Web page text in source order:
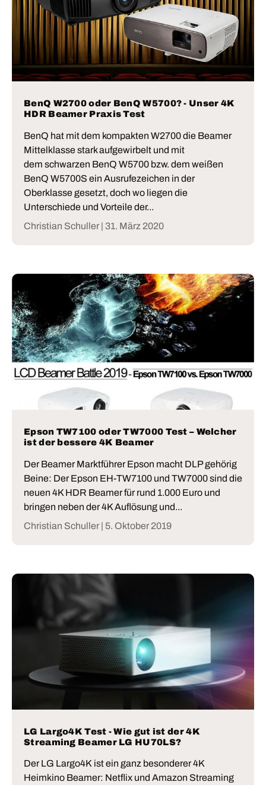
BenQ W2700 oder BenQ W5700? - Unser 4K
HDR Beamer Praxis Test
BenQ hat mit dem kompakten W2700 die Beamer
Mittelklasse stark aufgewirbelt und mit
dem schwarzen BenQ W5700 bzw. dem weißen
BenQ W5700S ein Ausrufezeichen in der
Oberklasse gesetzt, doch wo liegen die
Unterschiede und Vorteile der...
Christian Schuller | 31. März 2020
Epson TW7100 oder TW7000 Test – Welcher
ist der bessere 4K Beamer
Der Beamer Marktführer Epson macht DLP gehörig
Beine: Der Epson EH-TW7100 und TW7000 sind die
neuen 4K HDR Beamer für rund 1.000 Euro und
bringen neben der 4K Auflösung und...
Christian Schuller | 5. Oktober 2019
LG Largo4K Test - Wie gut ist der 4K
Streaming Beamer LG HU70LS?
Der LG Largo4K ist ein ganz besonderer 4K
Heimkino Beamer: Netflix und Amazon Streaming